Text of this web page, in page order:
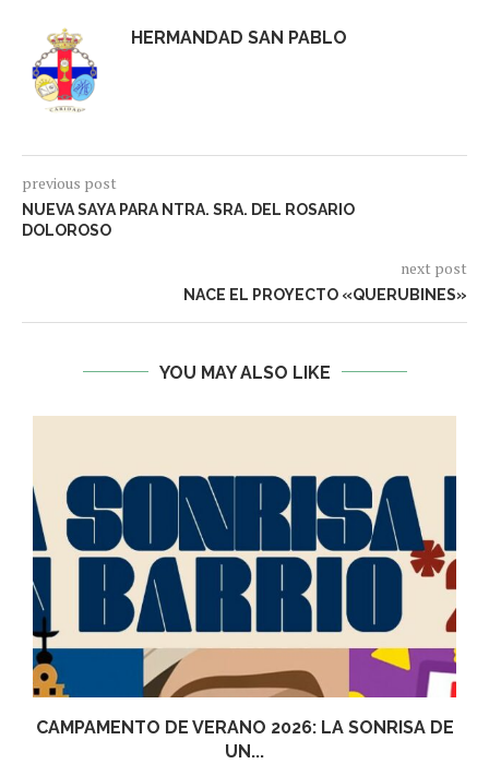
HERMANDAD SAN PABLO
previous post
NUEVA SAYA PARA NTRA. SRA. DEL ROSARIO
DOLOROSO
next post
NACE EL PROYECTO «QUERUBINES»
YOU MAY ALSO LIKE
CAMPAMENTO DE VERANO 2026: LA SONRISA DE
UN...